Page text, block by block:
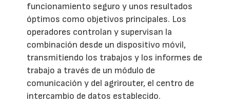
funcionamiento seguro y unos resultados
óptimos como objetivos principales. Los
operadores controlan y supervisan la
combinación desde un dispositivo móvil,
transmitiendo los trabajos y los informes de
trabajo a través de un módulo de
comunicación y del agrirouter, el centro de
intercambio de datos establecido.